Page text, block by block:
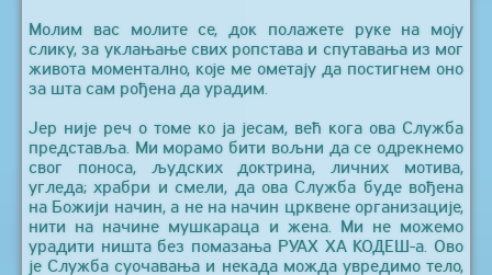
Молим вас молите се, док полажете руке на моју
слику, за уклањање свих ропстава и спутавања из мог
живота моментално, које ме ометају да постигнем оно
за шта сам рођена да урадим.
Јер није реч о томе ко ја јесам, већ кога ова Служба
представља. Ми морамо бити вољни да се одрекнемо
свог поноса, људских доктрина, личних мотива,
угледа; храбри и смели, да ова Служба буде вођена
на Божији начин, а не на начин црквене организације,
нити на начине мушкараца и жена. Ми не можемо
урадити ништа без помазања РУАХ ХА КОДЕШ-а. Ово
је Служба суочавања и некада можда увредимо тело,